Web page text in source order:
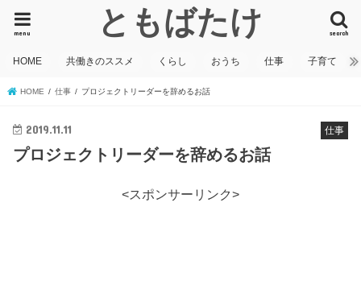
ともばたけ search
menu
HOME 共働きのススメ くらし おうち 仕事 子育て
HOME 仕事 プロジェクトリーダーを辞めるお話
仕事
2019.11.11
プロジェクトリーダーを辞めるお話
<スポンサーリンク>